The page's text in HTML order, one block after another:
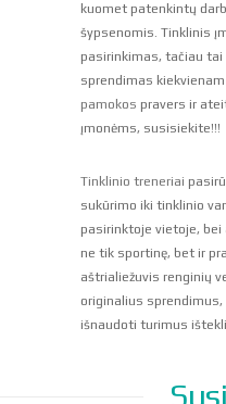
kuomet patenkintų
šypsenomis. Tinklinis
pasirinkimas, tačiau
sprendimas
pamokos pravers ir
įmonėms, susisiekite!!!
Tinklinio treneriai
sukūrimo iki tinklinio
pasirinktoje vietoje, bei
ne tik sportinę, bet ir
aštrialiežuvis renginių
originalius
išnaudoti turimus